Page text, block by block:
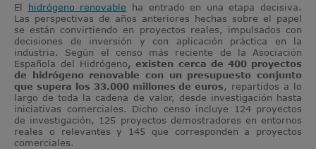
El hidrógeno renovable ha entrado en una etapa decisiva.
Las perspectivas de años anteriores hechas sobre el papel
se están convirtiendo en proyectos reales, impulsados con
decisiones de inversión y con aplicación práctica en la
industria. Según el censo más reciente de la Asociación
Española del Hidrógeno, existen cerca de 400 proyectos
de hidrógeno renovable con un presupuesto conjunto
que supera los 33.000 millones de euros, repartidos a lo
largo de toda la cadena de valor, desde investigación hasta
iniciativas comerciales. Dicho censo incluye 124 proyectos
de investigación, 125 proyectos demostradores en entornos
reales o relevantes y 145 que corresponden a proyectos
comerciales.